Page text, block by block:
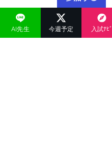
AI先生 今週予定 入試ﾅﾋﾞ